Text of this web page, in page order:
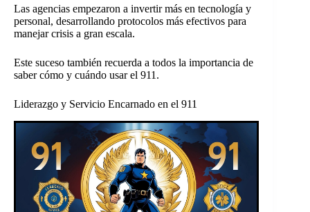
Las agencias empezaron a invertir más en tecnología y
personal, desarrollando protocolos más efectivos para
manejar crisis a gran escala.
Este suceso también recuerda a todos la importancia de
saber cómo y cuándo usar el 911.
Liderazgo y Servicio Encarnado en el 911